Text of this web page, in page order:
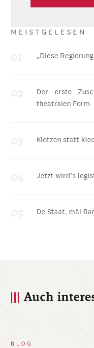
MEISTGELESEN
„Diese
Der erste
theatralen Form
Klotzen statt
Jetzt wird’s
De Staat, mäi
Auch
BLOG